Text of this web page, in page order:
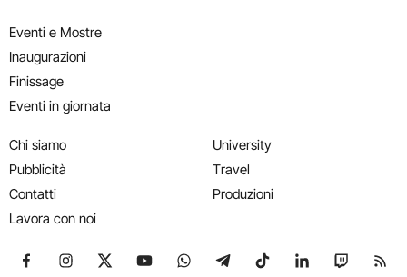
Eventi e Mostre
Inaugurazioni
Finissage
Eventi in giornata
Chi siamo
Pubblicità
Contatti
Lavora con noi
University
Travel
Produzioni
Seguici su Facebook
Seguici su Instagram
Seguici su X
Seguici su YouTube
Seguici su WhatsApp
Seguici su Telegram
Seguici su TikTok
Seguici su
Seguici